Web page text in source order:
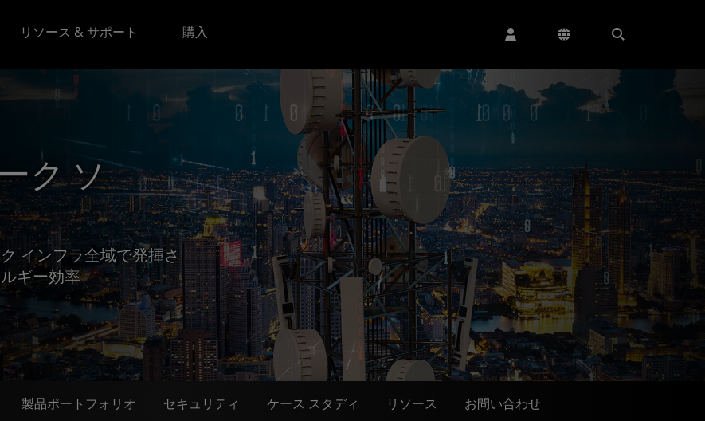
リソース & サポート 購入
ク ソ
インフラ全域で発揮さ
ギー効率
製品ポートフォリオ セキュリティ ケース スタディ リソース お問い合わせ